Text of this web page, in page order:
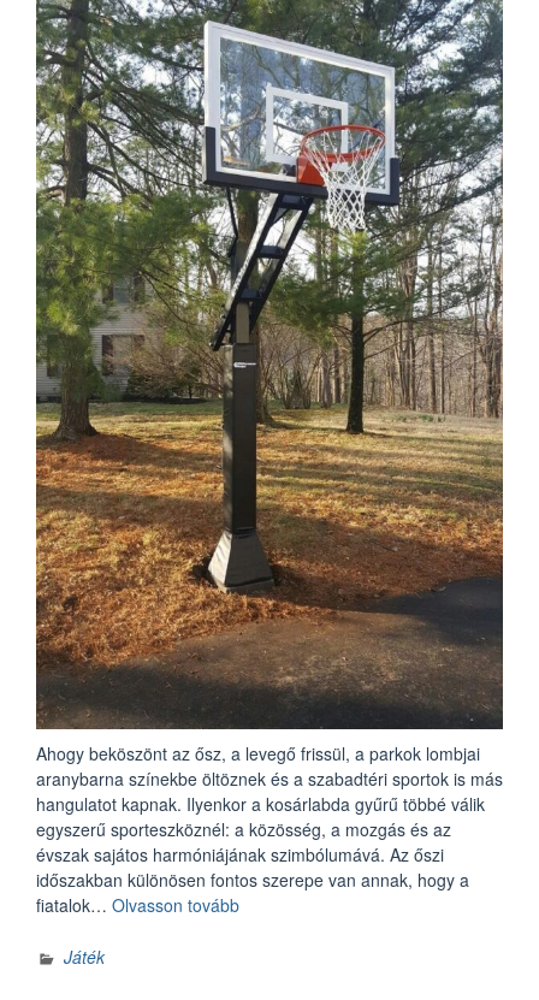
Ahogy beköszönt az ősz, a levegő frissül, a parkok lombjai
aranybarna színekbe öltöznek és a szabadtéri sportok is más
hangulatot kapnak. Ilyenkor a kosárlabda gyűrű többé válik
egyszerű sporteszköznél: a közösség, a mozgás és az
évszak sajátos harmóniájának szimbólumává. Az őszi
időszakban különösen fontos szerepe van annak, hogy a
fiatalok… Olvasson tovább„Az
Játék